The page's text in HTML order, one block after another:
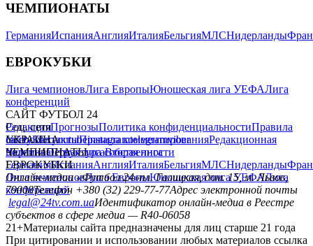
ЧЕМПИОНАТЫ
ГерманияИспанияАнглияИталияБельгияМЛСНидерланды
ЕВРОКУБКИ
Лига чемпионовЛига ЕвропыЮношеская лига УЕФАЛига
конференций
САЙТ ФУТБОЛ 24
РедакцияПрогнозыПолитика конфиденциальностиПравила
сайтуКонтактыПравила комментированияРедакционная
политикаСтруктура собственности
Соц. сети
facebookxyoutubeinstagramtelegramviber
УКРАИНА
УкраинаПервая лигаВторая лига
ЧЕМПИОНАТЫ
ГерманияИспанияАнглияИталияБельгияМЛСНидерланды
ЕВРОКУБКИ
Лига чемпионовЛига ЕвропыЮношеская лига УЕФАЛига
конференций
Онлайн-медиа «Футбол 24»пл. Галицкая, дом. 15, м. Львов,
79008Телефон +380 (32) 229-77-77Адрес электронной почты
legal@24tv.com.uaИдентификатор онлайн-медиа в Реестре
субъектов в сфере медиа — R40-06058
21+Материалы сайта предназначены для лиц старше 21 года
При цитировании и использовании любых материалов ссылка